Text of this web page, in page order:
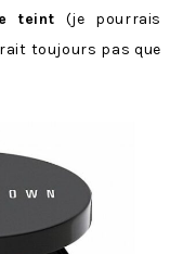
teint (je pourrais
toujours pas que